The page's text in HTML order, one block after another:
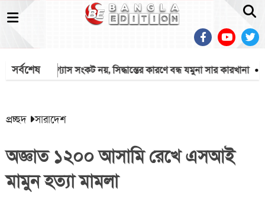
সর্বশেষগ্যাস সংকট নয়, সিদ্ধান্তের কারণে বন্ধ যমুনা সার কারখানা
প্রচ্ছদ সারাদেশ
অজ্ঞাত ১২০০ আসামি রেখে এসআই
মামুন হত্যা মামলা